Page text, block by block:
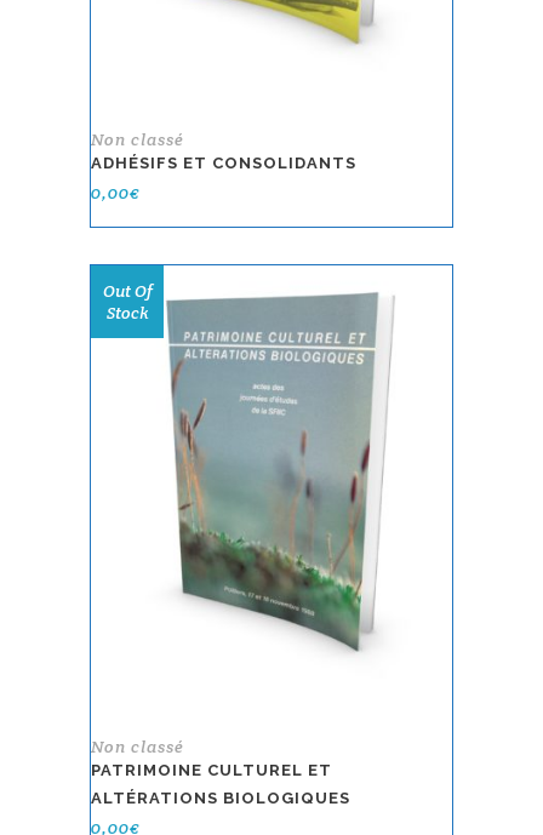
Non classé
ADHÉSIFS ET CONSOLIDANTS
0,00€
Out Of
Stock
Non classé
PATRIMOINE CULTUREL ET
ALTÉRATIONS BIOLOGIQUES
0,00€